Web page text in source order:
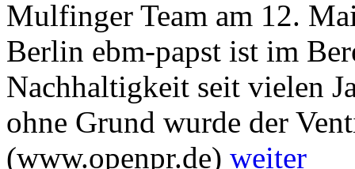
Mulfinger Team am 12.
Berlin ebm-papst ist im
Nachhaltigkeit seit vielen
ohne Grund wurde der
(www.openpr.de) weiter